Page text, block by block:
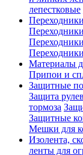
лепестковые
Материалы
Припои и
Защитные
Защита
тормоза
Защитные
Мешки для
Изолента,
ленты для